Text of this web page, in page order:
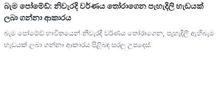
බැම පෝමේඩ්: නිවැරදි වර්ණය තෝරාගෙන පැහැදිලි හැඩයක්
ලබා ගන්නා ආකාරය
බැම පෝමේඩ් භාවිතයෙන් නිවැරදි වර්ණය තෝරාගෙන, පැහැදිලි ඇහිබැම
හැඩයක් ලබා ගන්නා ආකාරය පිළිබඳ සරල උපදෙස්.